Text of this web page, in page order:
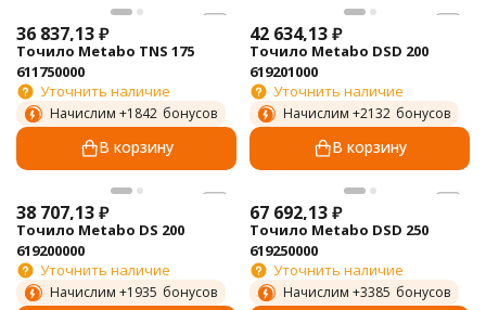
36 837,13₽
Точило Metabo TNS 175
611750000
Уточнить наличие
Начислим +1842 бонусов
В корзину
42 634,13₽
Точило Metabo DSD 200
619201000
Уточнить наличие
Начислим +2132 бонусов
В корзину
38 707,13₽
Точило Metabo DS 200
619200000
Уточнить наличие
Начислим +1935 бонусов
67 692,13₽
Точило Metabo DSD 250
619250000
Уточнить наличие
Начислим +3385 бонусов